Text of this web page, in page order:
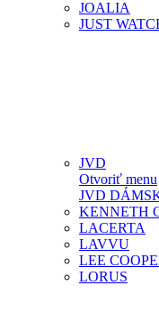
JOALIA
JUST
JVD
Otvoriť menu
JVD
KENNETH
LACERTA
LAVVU
LEE
LORUS